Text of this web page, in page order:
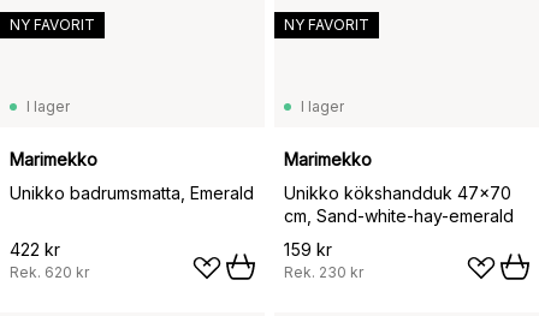
I lager
Marimekko
Unikko badrumsmatta, Emerald
422 kr
Rek. 620 kr
NY FAVORIT
I lager
Marimekko
Unikko kökshandduk 47x70
cm, Sand-white-hay-emerald
159 kr
Rek. 230 kr
NY FAVORIT